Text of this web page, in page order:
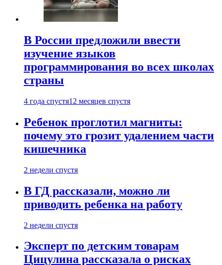
В России предложили ввести
изучение языков
программирования во всех школах
страны
4 года спустя12 месяцев спустя
Ребенок проглотил магниты:
почему это грозит удалением части
кишечника
2 недели спустя
В ГД рассказали, можно ли
приводить ребенка на работу
2 недели спустя
Эксперт по детским товарам
Цицулина рассказала о рисках